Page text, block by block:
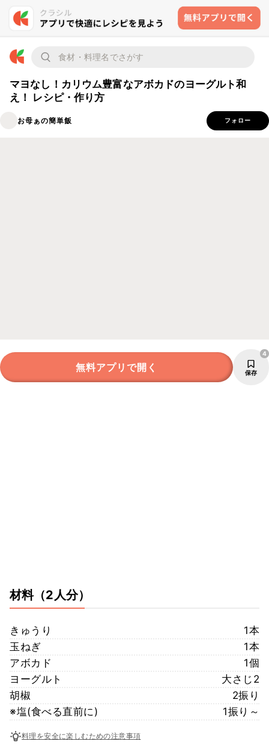
マヨなし！カリウム豊富なアボカドのヨーグルト和
え！ レシピ・作り方
お母ぁの簡単飯 フォロー
無料アプリで開く 保存
4
材料（2人分）
きゅうり
1本
玉ねぎ
1本
アボカド
1個
ヨーグルト
大さじ2
胡椒
2振り
※塩(食べる直前に)
1振り～
料理を安全に楽しむための注意事項